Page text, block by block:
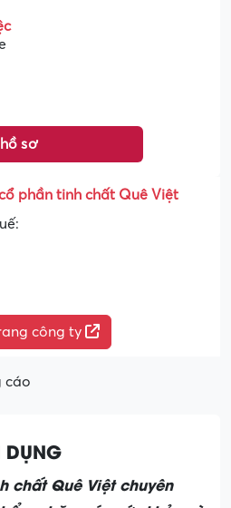
sơ
phần tinh chất Quê Việt
công ty
cáo
DỤNG
chất Quê Việt chuyên